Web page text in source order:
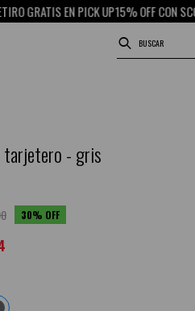
EN PICK UP15% OFF CON
- gris
30